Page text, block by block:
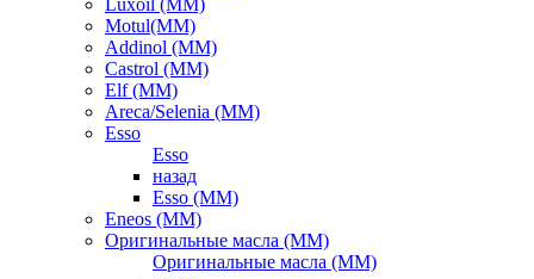
Luxoil (ММ)
Motul(ММ)
Addinol (ММ)
Castrol (ММ)
Elf (ММ)
Areca/Selenia (ММ)
Esso
Esso
назад
Esso (ММ)
Eneos (ММ)
Оригинальные масла (ММ)
Оригинальные масла (ММ)